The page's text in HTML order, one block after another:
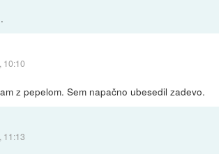
10:10
z pepelom. Sem napačno ubesedil zadevo.
11:13